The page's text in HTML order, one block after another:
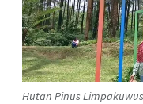
Hutan Pinus